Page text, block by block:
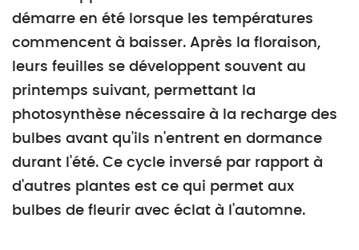
démarre en été lorsque les températures
commencent à baisser. Après la floraison,
leurs feuilles se développent souvent au
printemps suivant, permettant la
photosynthèse nécessaire à la recharge des
bulbes avant qu'ils n'entrent en dormance
durant l'été. Ce cycle inversé par rapport à
d'autres plantes est ce qui permet aux
bulbes de fleurir avec éclat à l'automne.